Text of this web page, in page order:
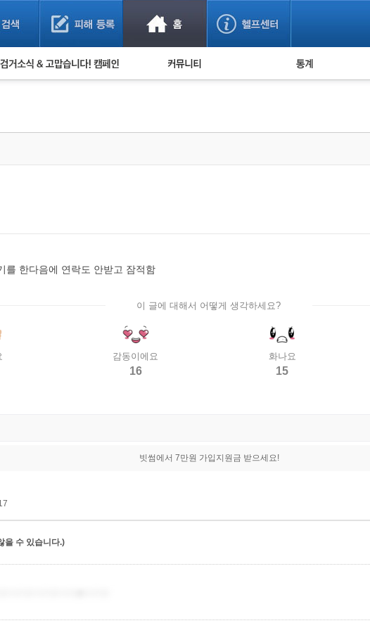
검거 소식 사기 예방했어요! 누적 피해사례 통계
를 한다음에 연락도 안받고 잠적함
이 글에 대해서 어떻게 생각하세요?
감동이에요
16
화나요
15
빗썸에서 7만원 가입지원금 받으세요!
을 수 있습니다.)